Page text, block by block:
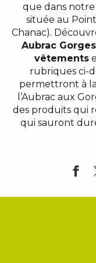
que dans notre
située au
Chanac).
Aubrac
vêtements
rubriques ci-
permettront à
l’Aubrac aux
des produits qui
qui sauront